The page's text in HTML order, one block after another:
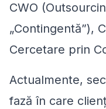
CWO
„Contingentă”),
Cercetare prin
Actualmente,
fază în care